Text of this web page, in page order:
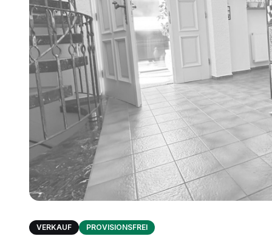
VERKAUF PROVISIONSFREI